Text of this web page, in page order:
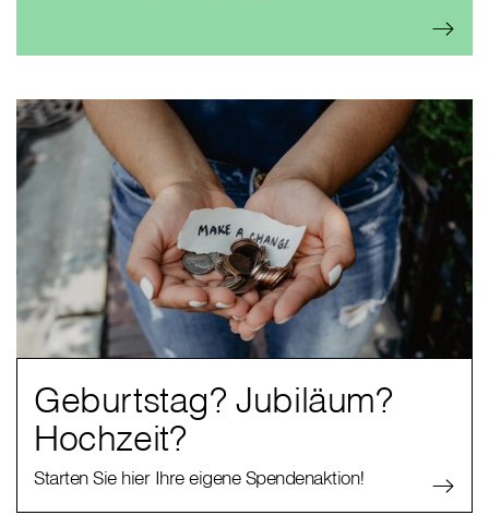
Geburtstag? Jubiläum?
Hochzeit?
Starten Sie hier Ihre eigene Spendenaktion!